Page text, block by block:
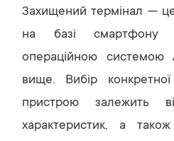
Захищений термінал —
на базі смартфону
операційною системою
вище. Вибір
пристрою залежить
характеристик, а